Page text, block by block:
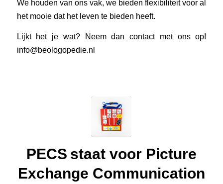
We houden van ons vak, we bieden flexibiliteit voor al
het mooie dat het leven te bieden heeft.
Lijkt het je wat? Neem dan contact met ons op!
info@beologopedie.nl
PECS staat voor Picture
Exchange Communication